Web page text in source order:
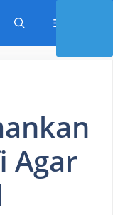
Agar